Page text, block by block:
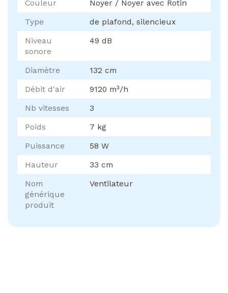
Couleur
Noyer / Noyer avec Rotin
Type
de plafond, silencieux
Niveau
sonore
49 dB
Diamètre
132 cm
Débit d'air
9120 m³/h
Nb vitesses
3
Poids
7 kg
Puissance
58 W
Hauteur
33 cm
Nom
générique
produit
Ventilateur